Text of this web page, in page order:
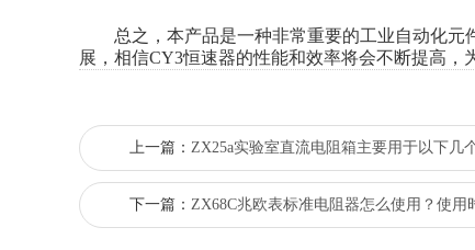
总之，本产品是一种非常重要的工业自动化元
展，相信CY3恒速器的性能和效率将会不断提高，
上一篇： ZX25a实验室直流电阻箱主要用于以下几
下一篇： ZX68C兆欧表标准电阻器怎么使用？使用